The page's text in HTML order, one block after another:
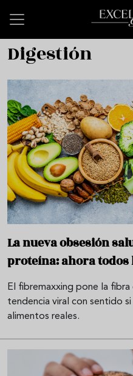
Digestión
La nueva obsesión
proteína: ahora
El fibremaxxing pone la
tendencia viral con sentido
alimentos reales.